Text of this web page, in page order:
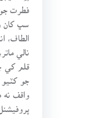
فطرت
سڀ کان
الطاف،
نالي
قلم کي
جو
واقف